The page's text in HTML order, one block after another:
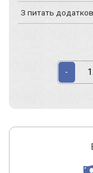
З питать
-